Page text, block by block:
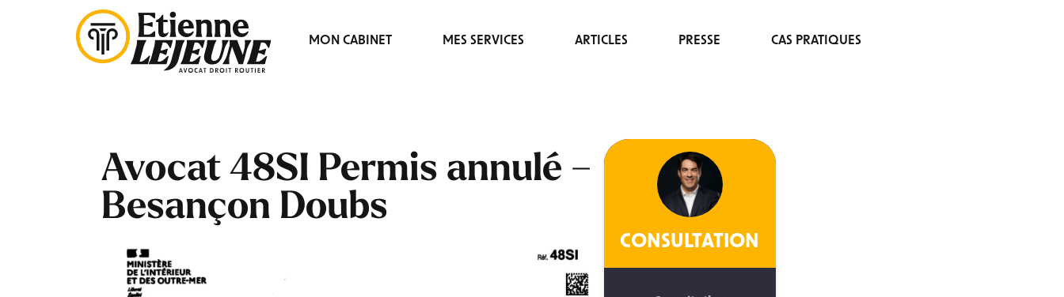
MON CABINET MES SERVICES ARTICLES PRESSE CAS PRATIQUES
Avocat 48SI Permis annulé –
Besançon Doubs
CONSULTATION